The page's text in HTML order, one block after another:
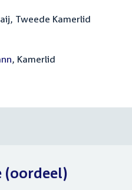
Tweede Kamerlid
, Kamerlid
(oordeel)